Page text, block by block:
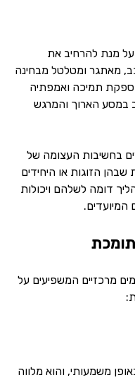
על מנת להרחיב את
מאתגר ומטלטל מבחינה
תמיכה ואמפתיה
במסע הארוך והמרגש
בחשיבות העצומה של
שבהן הזוגות או היחידים
דומה לשלהם ויכולות
המיועדים.
מרכזיים המשפיעים על
משמעותי, והוא מלווה